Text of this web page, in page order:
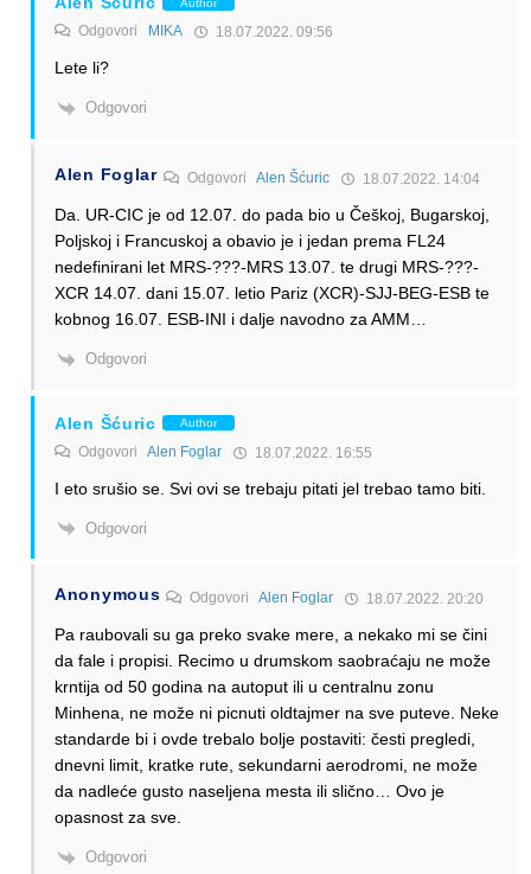
Author
Odgovori MIKA 18.07.2022. 09:56
Lete li?
Odgovori
Alen Foglar Odgovori Alen Šćuric 18.07.2022. 14:04
Da. UR-CIC je od 12.07. do pada bio u Češkoj, Bugarskoj,
Poljskoj i Francuskoj a obavio je i jedan prema FL24
nedefinirani let MRS-???-MRS 13.07. te drugi MRS-???-
XCR 14.07. dani 15.07. letio Pariz (XCR)-SJJ-BEG-ESB te
kobnog 16.07. ESB-INI i dalje navodno za AMM…
Odgovori
Alen Šćuric Author
Odgovori Alen Foglar 18.07.2022. 16:55
I eto srušio se. Svi ovi se trebaju pitati jel trebao tamo biti.
Odgovori
Anonymous OdgovoriAlen Foglar 18.07.2022. 20:20
Pa raubovali su ga preko svake mere, a nekako mi se čini
da fale i propisi. Recimo u drumskom saobraćaju ne može
krntija od 50 godina na autoput ili u centralnu zonu
Minhena, ne može ni picnuti oldtajmer na sve puteve. Neke
standarde bi i ovde trebalo bolje postaviti: česti pregledi,
dnevni limit, kratke rute, sekundarni aerodromi, ne može
da nadleće gusto naseljena mesta ili slično… Ovo je
opasnost za sve.
Odgovori